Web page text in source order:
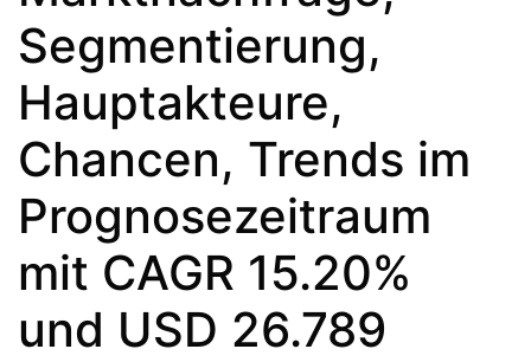
Segmentierung,
Hauptakteure,
Chancen, Trends im
Prognosezeitraum
mit CAGR 15.20%
und USD 26.789